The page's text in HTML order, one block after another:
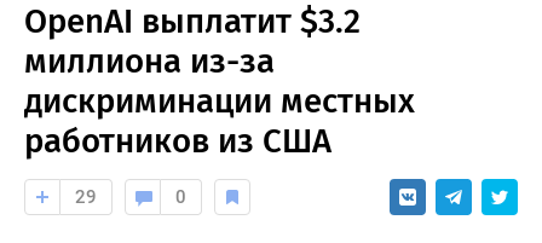
OpenAI выплатит $3.2
миллиона из-за
дискриминации местных
работников из США
29 0